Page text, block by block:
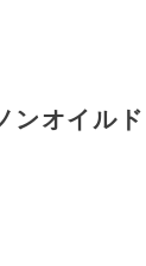
ンオイル